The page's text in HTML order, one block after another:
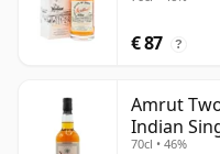
€ 87 ?
Amrut
Indian
70cl • 46%